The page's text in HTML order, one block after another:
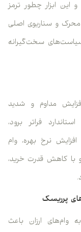
این ابزار چطور ترمز
و سناریوی اصلی
سخت‌گیرانه
مداوم و شدید
فراتر برود،
نرخ بهره، وام
با کاهش قدرت خرید،
پرریسک
وام‌های ارزان باعث